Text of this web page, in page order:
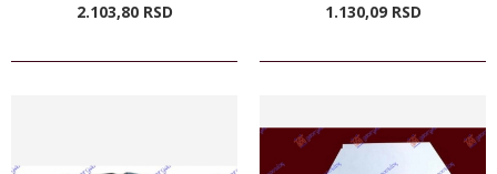
2.103,80 RSD 1.130,09 RSD